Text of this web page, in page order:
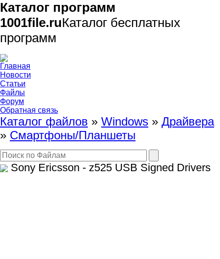
Каталог программ
1001file.ruКаталог бесплатных
программ
Главная
Новости
Статьи
Файлы
Форум
Обратная связь
Каталог файлов » Windows » Драйвера
» Смартфоны/Планшеты
Sony Ericsson - z525 USB Signed Drivers